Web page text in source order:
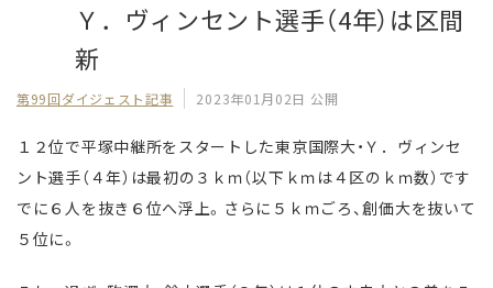
Ｙ．ヴィンセント選手（4年）は区間
新
第99回ダイジェスト記事 2023年01月02日 公開
１２位で平塚中継所をスタートした東京国際大・Ｙ．ヴィンセ
ント選手（４年）は最初の３ｋｍ（以下ｋｍは４区のｋｍ数）です
でに６人を抜き６位へ浮上。さらに５ｋｍごろ、創価大を抜いて
５位に。